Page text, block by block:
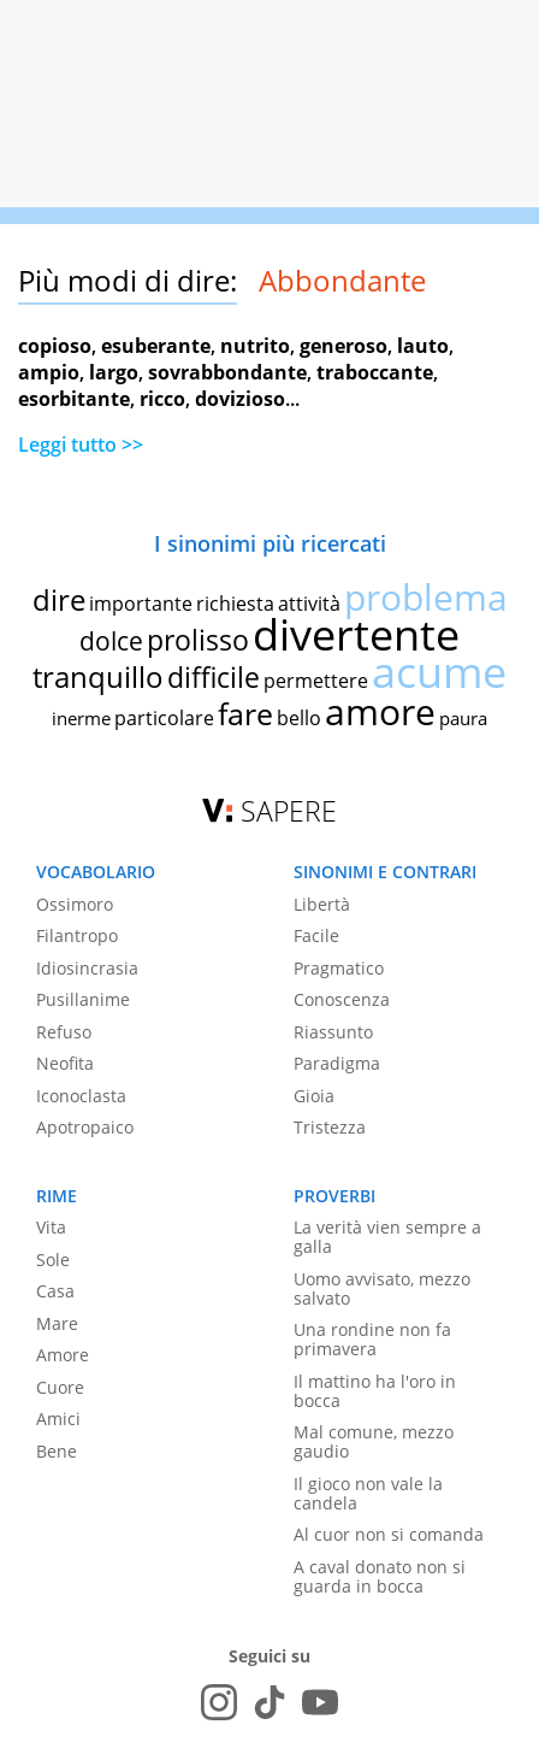
Più modi di dire: Abbondante
copioso,esuberante, nutrito,generoso, lauto,
ampio, largo,sovrabbondante,traboccante,
esorbitante, ricco,dovizioso...
Leggi tutto >>
I sinonimi più ricercati
dire importante richiestaattività problema
dolce prolissodivertente
tranquillodifficile permettereacume
inerme particolarefare bello amore paura
SAPERE
VOCABOLARIO
Ossimoro
Filantropo
Idiosincrasia
Pusillanime
Refuso
Neofita
Iconoclasta
Apotropaico
SINONIMI E CONTRARI
Libertà
Facile
Pragmatico
Conoscenza
Riassunto
Paradigma
Gioia
Tristezza
RIME
Vita
Sole
Casa
Mare
Amore
Cuore
Amici
Bene
PROVERBI
La verità vien sempre a
galla
Uomo avvisato, mezzo
salvato
Una rondine non fa
primavera
Il mattino ha l'oro in
bocca
Mal comune, mezzo
gaudio
Il gioco non vale la
candela
Al cuor non si comanda
A caval donato non si
guarda in bocca
Seguici su